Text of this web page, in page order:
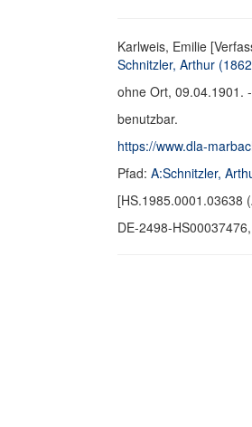
Karlweis, Emilie
Schnitzler, Arthur
ohne Ort, 09.04.1901.
benutzbar.
https://www.dla-
Pfad: A:Schnitzler,
[HS.1985.0001.03638
DE-2498-HS00037476,